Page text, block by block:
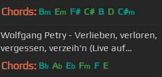
Chords: Bm Em F# C# B D C#m
Wolfgang Petry - Verlieben, verloren,
vergessen, verzeih'n (Live auf
Schalke 1998)
Chords: Bb Ab Eb Fm F E